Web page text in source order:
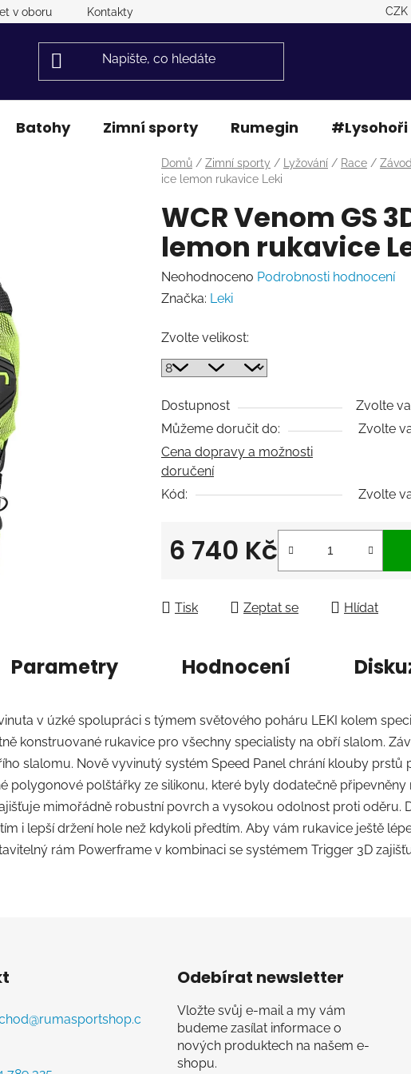
v oboru Kontakty CZK
Batohy Zimní sporty Rumegin #Lysohoři
Domů / Zimní sporty / Lyžování / Race /
ice lemon rukavice Leki
WCR Venom GS
lemon rukavice
Průměrné
hodnocení
je
0,0
5
hvězdiček.
Neohodnoceno Podrobnosti hodnocení
Značka: Leki
Zvolte velikost:
Dostupnost
Zvolte
Můžeme doručit do:
Zvolte
Cena dopravy a možnosti
doručení
Kód:
Zvolte
6 740 Kč
Tisk Zeptat se Hlídat
Parametry Hodnocení
v úzké spolupráci s týmem světového poháru LEKI kolem
konstruované rukavice pro všechny specialisty na obří slalom.
slalomu. Nově vyvinutý systém Speed Panel chrání klouby prstů
polygonové polštářky ze silikonu, které byly dodatečně připevněny
mimořádně robustní povrch a vysokou odolnost proti oděru.
i lepší držení hole než kdykoli předtím. Aby vám rukavice ještě
rám Powerframe v kombinaci se systémem Trigger 3D
@rumasportshop.c
Odebírat newsletter
Vložte svůj e-mail a my vám
budeme zasílat informace o
nových produktech na našem e-
shopu.